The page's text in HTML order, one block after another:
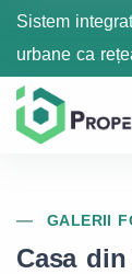
Sistem
urbane ca
GALERII
Casa